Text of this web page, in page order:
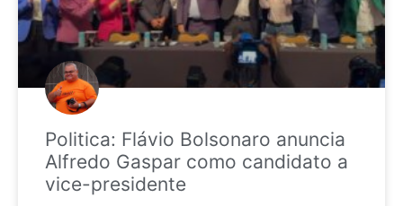
Politica: Flávio Bolsonaro anuncia
Alfredo Gaspar como candidato a
vice-presidente